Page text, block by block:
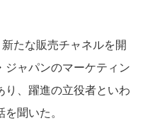
たな販売チャネルを開
ャパンのマーケティン
、躍進の立役者といわ
聞いた。